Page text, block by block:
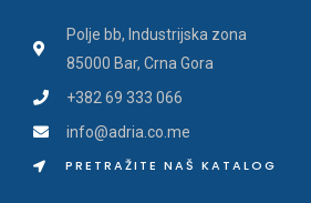
Polje bb, Industrijska zona
85000 Bar, Crna Gora
+382 69 333 066
info@adria.co.me
PRETRAŽITE NAŠ KATALOG